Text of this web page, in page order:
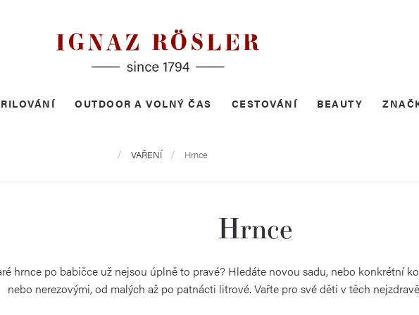
OUTDOOR A VOLNÝ ČAS CESTOVÁNÍ BEAUTY
DomůVAŘENÍ Hrnce
Hrnce
hrnce po babičce už nejsou úplně to pravé? Hledáte novou sadu, nebo konkrétní
nebo nerezovými, od malých až po patnácti litrové. Vařte pro své děti v těch